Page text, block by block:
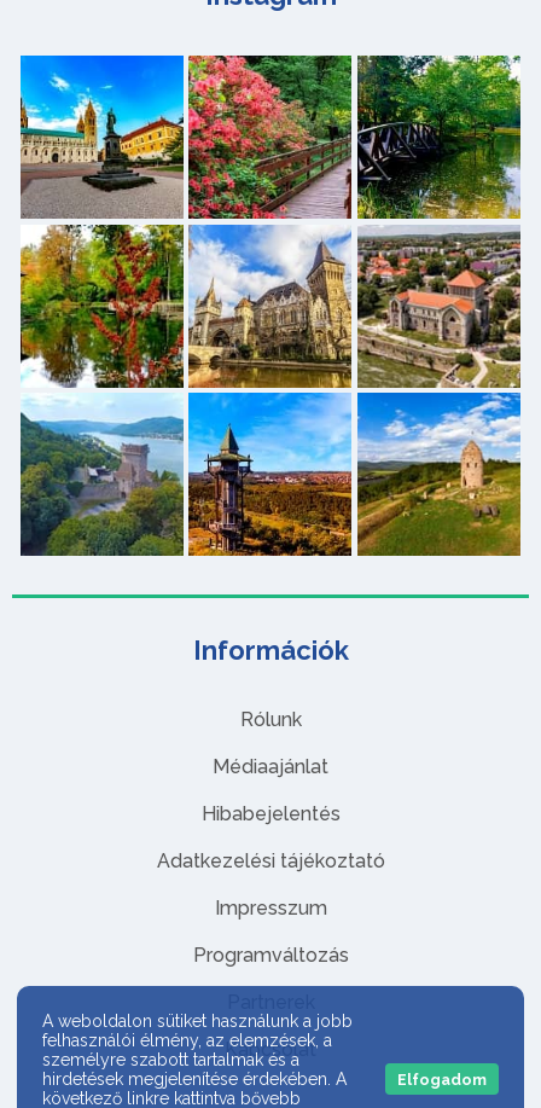
Információk
Rólunk
Médiaajánlat
Hibabejelentés
Adatkezelési tájékoztató
Impresszum
Programváltozás
Kapcsolat
A weboldalon sütiket használunk a jobb
felhasználói élmény, az elemzések, a
személyre szabott tartalmak és a
hirdetések megjelenítése érdekében. A
következő linkre kattintva bővebb
Elfogadom